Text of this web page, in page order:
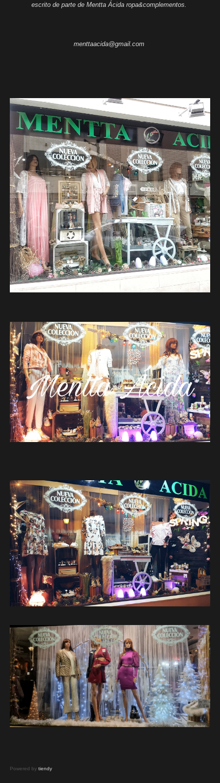
escrito de parte de Mentta Ácida ropa&complementos.
menttaacida@gmail.com
Powered by tiendy